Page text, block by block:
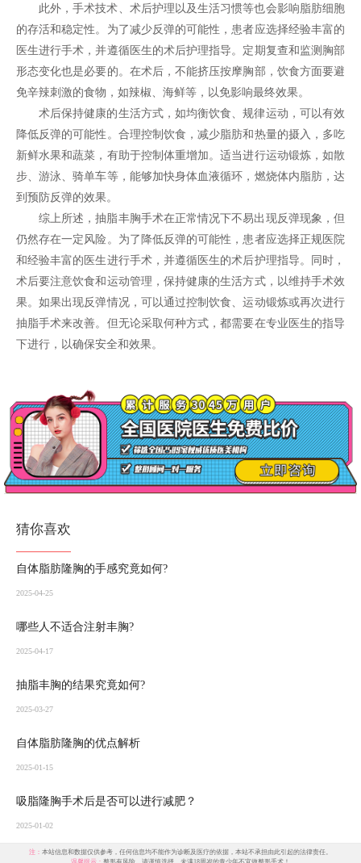
此外，手术技术、术后护理以及生活习惯等也会影响脂肪细胞
的存活和稳定性。为了减少反弹的可能性，患者应选择经验丰富的
医生进行手术，并遵循医生的术后护理指导。定期复查和监测胸部
形态变化也是必要的。在术后，不能挤压按摩胸部，饮食方面要避
免辛辣刺激的食物，如辣椒、海鲜等，以免影响最终效果。
术后保持健康的生活方式，如均衡饮食、规律运动，可以有效
降低反弹的可能性。合理控制饮食，减少脂肪和热量的摄入，多吃
新鲜水果和蔬菜，有助于控制体重增加。适当进行运动锻炼，如散
步、游泳、骑单车等，能够加快身体血液循环，燃烧体内脂肪，达
到预防反弹的效果。
综上所述，抽脂丰胸手术在正常情况下不易出现反弹现象，但
仍然存在一定风险。为了降低反弹的可能性，患者应选择正规医院
和经验丰富的医生进行手术，并遵循医生的术后护理指导。同时，
术后要注意饮食和运动管理，保持健康的生活方式，以维持手术效
果。如果出现反弹情况，可以通过控制饮食、运动锻炼或再次进行
抽脂手术来改善。但无论采取何种方式，都需要在专业医生的指导
下进行，以确保安全和效果。
猜你喜欢
自体脂肪隆胸的手感究竟如何?
2025-04-25
哪些人不适合注射丰胸?
2025-04-17
抽脂丰胸的结果究竟如何?
2025-03-27
自体脂肪隆胸的优点解析
2025-01-15
吸脂隆胸手术后是否可以进行减肥？
2025-01-02
注： 本站信息和数据仅供参考，任何信息均不能作为诊断及医疗的依据，本站不承担由此引起的法律责任。
温馨提示： 整形有风险，请谨慎选择。未满18周岁的青少年不宜做整形手术！